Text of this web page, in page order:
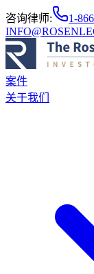
咨询律师: 1-
案件
关于我们